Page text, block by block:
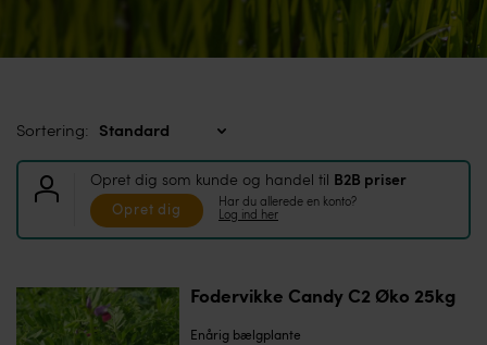
Sortering:
Opret dig som kunde og handel til B2B priser
Opret dig
Har du allerede en konto?
Log ind her
Fodervikke Candy C2 Øko 25kg
Enårig bælgplante